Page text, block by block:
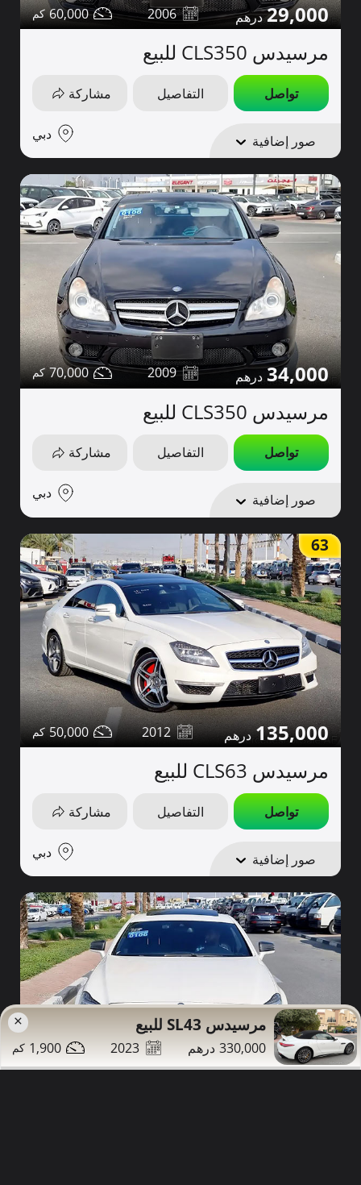
29,000
2006
60,000
مرسيدس CLS350 للبيع
تواصل التفاصيل مشاركة
صور إضافية دبي
34,000
2009
70,000
مرسيدس CLS350 للبيع
تواصل التفاصيل مشاركة
صور إضافية دبي
63
135,000
2012
50,000
مرسيدس CLS63 للبيع
تواصل التفاصيل مشاركة
صور إضافية دبي
× مرسيدس SL43 للبيع
330,000
2023
1,900